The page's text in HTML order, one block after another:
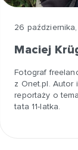
26
Maciej
Fotograf
z Onet.pl. Autor
reportaży o
tata 11-latka.